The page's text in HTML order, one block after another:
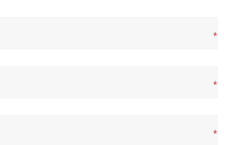
*
*
*